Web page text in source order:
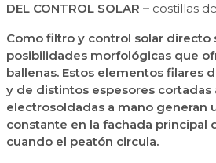
DEL CONTROL SOLAR – costillas
Como filtro y control solar directo
posibilidades morfológicas que
ballenas. Estos elementos filares
y de distintos espesores cortadas
electrosoldadas a mano generan
constante en la fachada principal
cuando el peatón circula.